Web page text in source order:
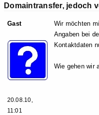
Domaintransfer, jedoch
Gast
20.08.10,
11:01
Wir möchten
Angaben bei
Kontaktdaten
Wie gehen wir